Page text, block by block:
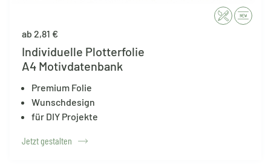
ab 2,81 €
Individuelle Plotterfolie
A4 Motivdatenbank
Premium Folie
Wunschdesign
für DIY Projekte
Jetzt gestalten